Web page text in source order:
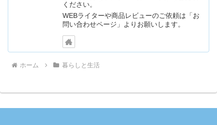
ください。
WEBライターや商品レビューのご依頼は「お
問い合わせページ」よりお願いします。
ホーム 暮らしと生活